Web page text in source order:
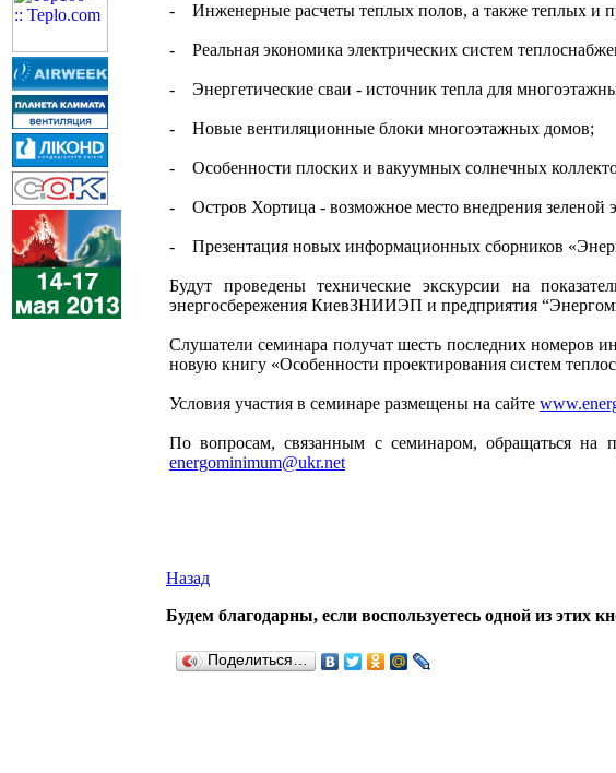
- Инженерные расчеты теплых полов, а также теплых и
- Реальная экономика электрических систем
- Энергетические сваи - источник тепла для
- Новые вентиляционные блоки многоэтажных домов;
- Особенности плоских и вакуумных солнечных
- Остров Хортица - возможное место внедрения зеленой
- Презентация новых информационных сборников
Будут проведены технические экскурсии на
энергосбережения КиевЗНИИЭП и предприятия
Слушатели семинара получат шесть последних номеров
новую книгу «Особенности проектирования систем
Условия участия в семинаре размещены на сайте
По вопросам, связанным с семинаром, обращаться на
energominimum@ukr.net
Назад
Будем благодарны, если воспользуетесь одной из этих
Поделиться…